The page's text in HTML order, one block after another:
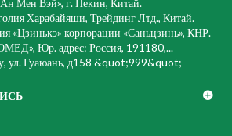
Ан Мен Вэй», г. Пекин, Китай.
Харабайяши, Трейдинг Лтд., Китай.
«Цзинькэ» корпорации «Саньцзинь», КНР.
Юр. адрес: Россия, 191180,...
ул. Гуаюань, д158 &quot;999&quot;